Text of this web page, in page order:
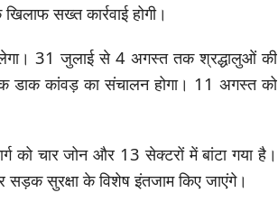
सख्त कार्रवाई होगी।
31 जुलाई से 4 अगस्त तक श्रद्धालुओं की
कांवड़ का संचालन होगा। 11 अगस्त को
को चार जोन और 13 सेक्टरों में बांटा गया है।
सुरक्षा के विशेष इंतजाम किए जाएंगे।